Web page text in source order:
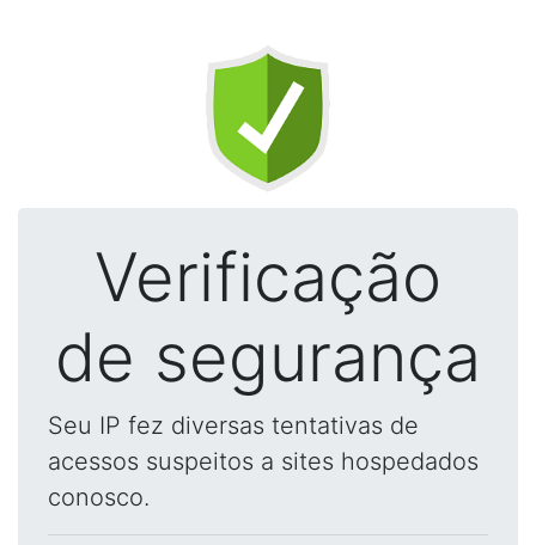
Verificação
de segurança
Seu IP fez diversas tentativas de
acessos suspeitos a sites hospedados
conosco.